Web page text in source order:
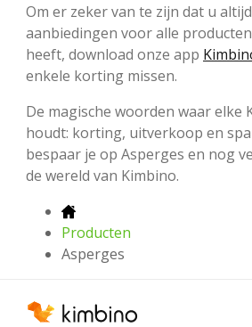
Om er zeker van te zijn dat u
aanbiedingen voor alle
heeft, download onze app
enkele korting missen.
De magische woorden waar elke
houdt: korting, uitverkoop en
bespaar je op Asperges en nog
de wereld van Kimbino.
Producten
Asperges